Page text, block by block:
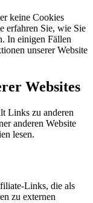
keine Cookies
erfahren Sie, wie Sie
In einigen Fällen
unserer Website
Websites
Links zu anderen
anderen Website
lesen.
Links, die als
zu externen